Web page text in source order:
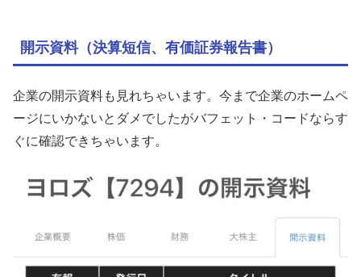
開示資料（決算短信、有価証券報告書）
企業の開示資料も見れちゃいます。今まで企業のホームペ
ージにいかないとダメでしたがバフェット・コードならす
ぐに確認できちゃいます。